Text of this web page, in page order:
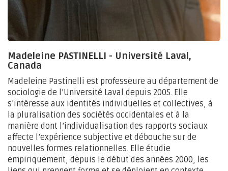
Madeleine PASTINELLI - Université Laval,
Canada
Madeleine Pastinelli est professeure au département de
sociologie de l’Université Laval depuis 2005. Elle
s’intéresse aux identités individuelles et collectives, à
la pluralisation des sociétés occidentales et à la
manière dont l’individualisation des rapports sociaux
affecte l’expérience subjective et débouche sur de
nouvelles formes relationnelles. Elle étudie
empiriquement, depuis le début des années 2000, les